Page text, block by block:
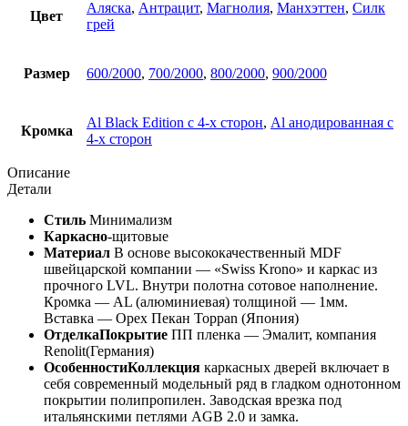
Цвет
Аляска, Антрацит, Магнолия, Манхэттен, Силк
грей
Размер 600/2000, 700/2000, 800/2000, 900/2000
Кромка
Al Black Edition с 4-х сторон, Al анодированная с
4-х сторон
Описание
Детали
Стиль Минимализм
Каркасно-щитовые
Материал В основе высококачественный MDF
швейцарской компании — «Swiss Krono» и каркас из
прочного LVL. Внутри полотна сотовое наполнение.
Кромка — AL (алюминиевая) толщиной — 1мм.
Вставка — Орех Пекан Toppan (Япония)
ОтделкаПокрытие ПП пленка — Эмалит, компания
Renolit(Германия)
ОсобенностиКоллекция каркасных дверей включает в
себя современный модельный ряд в гладком однотонном
покрытии полипропилен. Заводская врезка под
итальянскими петлями AGB 2.0 и замка.